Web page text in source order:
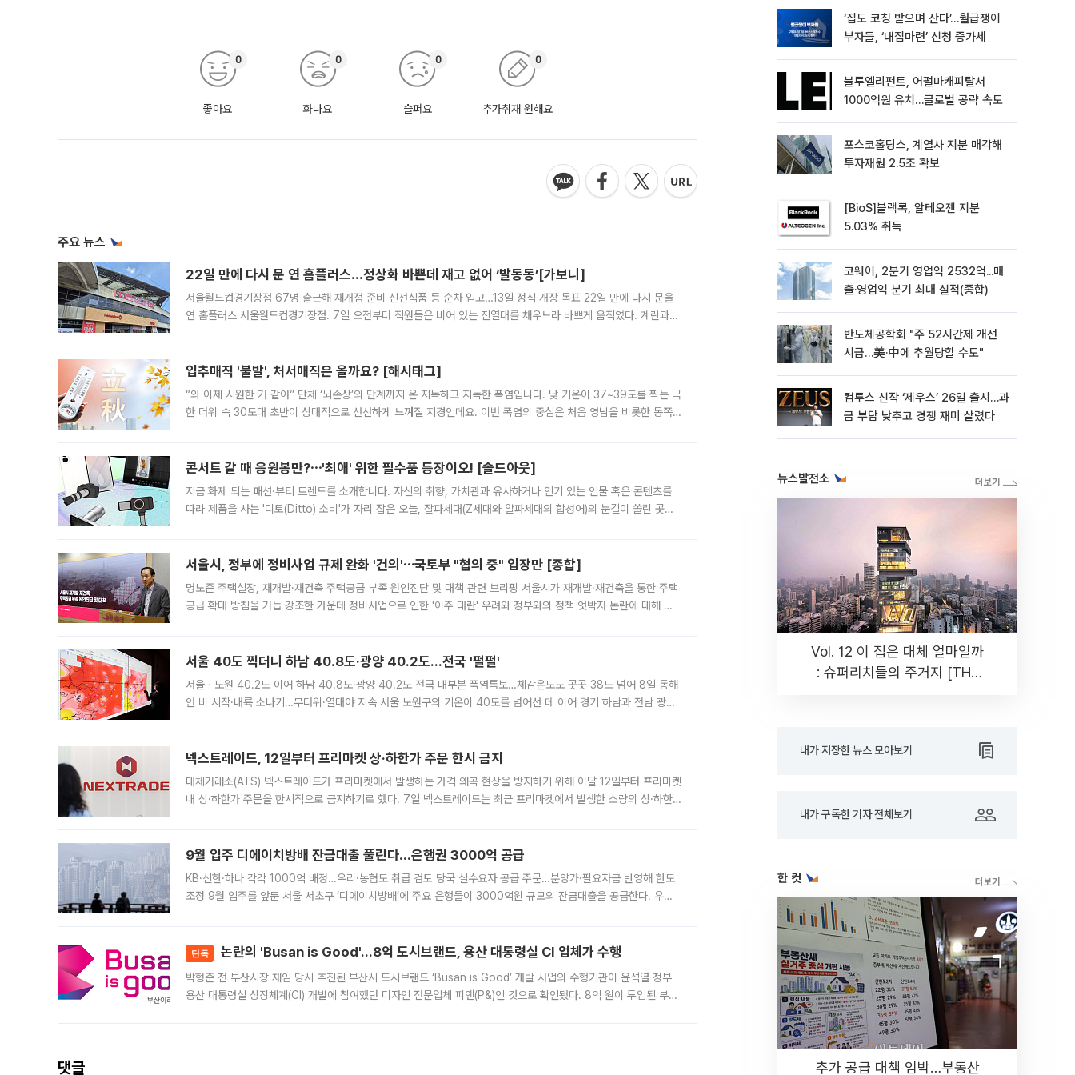
좋아요
0
화나요
0
슬퍼요
0
추가취재 원해요
0
주요 뉴스
22일 만에 다시 문 연 홈플러스…정상화 바쁜데 재고 없어 ‘발동동’[가보니]
서울월드컵경기장점 67명 출근해 재개점 준비 신선식품 등 순차 입고…13일 정식 개장 목표 22일 만에 다시 문을
연 홈플러스 서울월드컵경기장점. 7일 오전부터 직원들은 비어 있는 진열대를 채우느라 바쁘게 움직였다. 계란과
입추매직 '불발', 처서매직은 올까요? [해시태그]
“와 이제 시원한 거 같아” 단체 ‘뇌손상’의 단계까지 온 지독하고 지독한 폭염입니다. 낮 기온이 37~39도를 찍는 극
한 더위 속 30도대 초반이 상대적으로 선선하게 느껴질 지경인데요. 이번 폭염의 중심은 처음 영남을 비롯한 동쪽
콘서트 갈 때 응원봉만?⋯'최애' 위한 필수품 등장이오! [솔드아웃]
지금 화제 되는 패션·뷰티 트렌드를 소개합니다. 자신의 취향, 가치관과 유사하거나 인기 있는 인물 혹은 콘텐츠를
따라 제품을 사는 '디토(Ditto) 소비'가 자리 잡은 오늘, 잘파세대(Z세대와 알파세대의 합성어)의 눈길이 쏠린 곳은
서울시, 정부에 정비사업 규제 완화 '건의'⋯국토부 "협의 중" 입장만 [종합]
명노준 주택실장, 재개발·재건축 주택공급 부족 원인진단 및 대책 관련 브리핑 서울시가 재개발·재건축을 통한 주택
공급 확대 방침을 거듭 강조한 가운데 정비사업으로 인한 '이주 대란' 우려와 정부와의 정책 엇박자 논란에 대해 정
서울 40도 찍더니 하남 40.8도·광양 40.2도…전국 '펄펄'
서울ㆍ노원 40.2도 이어 하남 40.8도·광양 40.2도 전국 대부분 폭염특보…체감온도도 곳곳 38도 넘어 8일 동해
안 비 시작·내륙 소나기…무더위·열대야 지속 서울 노원구의 기온이 40도를 넘어선 데 이어 경기 하남과 전남 광양
넥스트레이드, 12일부터 프리마켓 상·하한가 주문 한시 금지
대체거래소(ATS) 넥스트레이드가 프리마켓에서 발생하는 가격 왜곡 현상을 방지하기 위해 이달 12일부터 프리마켓
내 상·하한가 주문을 한시적으로 금지하기로 했다. 7일 넥스트레이드는 최근 프리마켓에서 발생한 소량의 상·하한
9월 입주 디에이치방배 잔금대출 풀린다…은행권 3000억 공급
KB·신한·하나 각각 1000억 배정…우리·농협도 취급 검토 당국 실수요자 공급 주문…분양가·필요자금 반영해 한도
조정 9월 입주를 앞둔 서울 서초구 ‘디에이치방배’에 주요 은행들이 3000억원 규모의 잔금대출을 공급한다. 우리
단독 논란의 'Busan is Good'…8억 도시브랜드, 용산 대통령실 CI 업체가 수행
박형준 전 부산시장 재임 당시 추진된 부산시 도시브랜드 ‘Busan is Good’ 개발 사업의 수행기관이 윤석열 정부
용산 대통령실 상징체계(CI) 개발에 참여했던 디자인 전문업체 피앤(P&)인 것으로 확인됐다. 8억 원이 투입된 부산
댓글
‘집도 코칭 받으며 산다’…월급쟁이
부자들, ‘내집마련’ 신청 증가세
블루엘리펀트, 어펄마캐피탈서
1000억원 유치…글로벌 공략 속도
포스코홀딩스, 계열사 지분 매각해
투자재원 2.5조 확보
[BioS]블랙록, 알테오젠 지분
5.03% 취득
코웨이, 2분기 영업익 2532억...매
출·영업익 분기 최대 실적(종합)
반도체공학회 "주 52시간제 개선
시급…美·中에 추월당할 수도"
컴투스 신작 ‘제우스’ 26일 출시…과
금 부담 낮추고 경쟁 재미 살렸다
뉴스발전소
Vol. 12 이 집은 대체 얼마일까
: 슈퍼리치들의 주거지 [THE
내가 저장한 뉴스 모아보기
내가 구독한 기자 전체보기
한 컷
추가 공급 대책 임박…부동산